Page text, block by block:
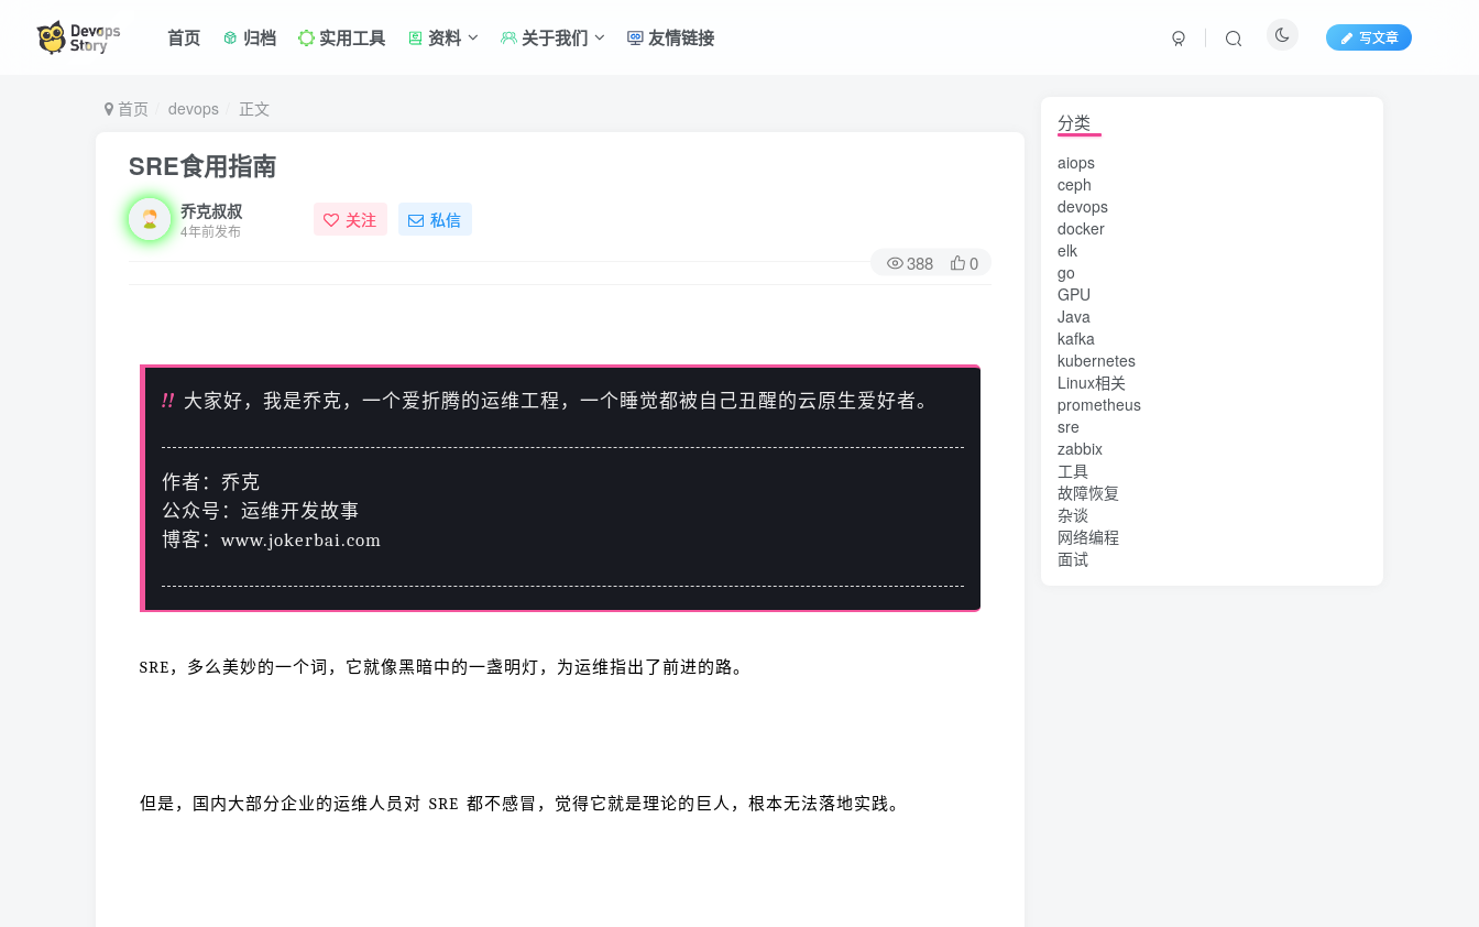
首页 归档 实用工具 资料 关于我们 友情链接 写文章
首页 devops 正文
SRE食用指南
乔克叔叔
4年前发布 关注 私信
388 0
!! 大家好，我是乔克，一个爱折腾的运维工程，一个睡觉都被自己丑醒的云原生爱好者。
作者：乔克
公众号：运维开发故事
博客：www.jokerbai.com
SRE，多么美妙的一个词，它就像黑暗中的一盏明灯，为运维指出了前进的路。
但是，国内大部分企业的运维人员对 SRE 都不感冒，觉得它就是理论的巨人，根本无法落地实践。
分类
aiops
ceph
devops
docker
elk
go
GPU
Java
kafka
kubernetes
Linux相关
prometheus
sre
zabbix
工具
故障恢复
杂谈
网络编程
面试